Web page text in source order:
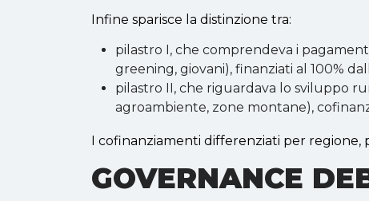
Infine sparisce la distinzione tra:
pilastro I, che comprendeva i
greening, giovani), finanziati al 100%
pilastro II, che riguardava lo sviluppo
agroambiente, zone montane),
I cofinanziamenti differenziati per
GOVERNANCE